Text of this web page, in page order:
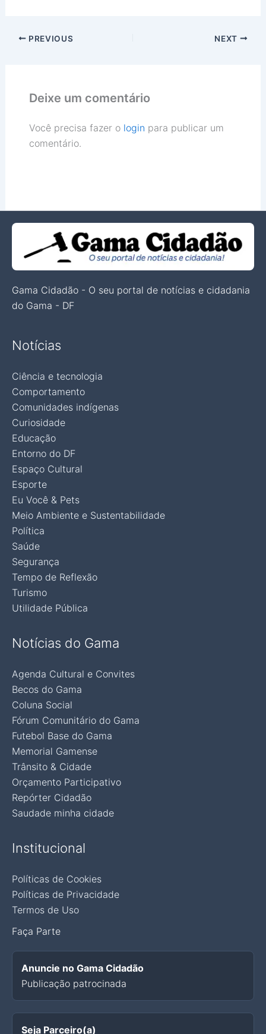
PREVIOUS NEXT
Deixe um comentário
Você precisa fazer o login para publicar um
comentário.
Gama Cidadão - O seu portal de notícias e cidadania
do Gama - DF
Notícias
Ciência e tecnologia
Comportamento
Comunidades indígenas
Curiosidade
Educação
Entorno do DF
Espaço Cultural
Esporte
Eu Você & Pets
Meio Ambiente e Sustentabilidade
Política
Saúde
Segurança
Tempo de Reflexão
Turismo
Utilidade Pública
Notícias do Gama
Agenda Cultural e Convites
Becos do Gama
Coluna Social
Fórum Comunitário do Gama
Futebol Base do Gama
Memorial Gamense
Trânsito & Cidade
Orçamento Participativo
Repórter Cidadão
Saudade minha cidade
Institucional
Políticas de Cookies
Políticas de Privacidade
Termos de Uso
Faça Parte
Anuncie no Gama Cidadão
Publicação patrocinada
Seja Parceiro(a)